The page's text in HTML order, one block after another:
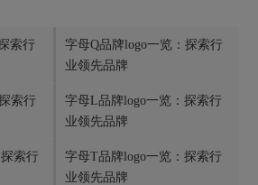
索行
字母Q品牌logo一览：探索行
业领先品牌
索行
字母L品牌logo一览：探索行
业领先品牌
索行
字母T品牌logo一览：探索行
业领先品牌